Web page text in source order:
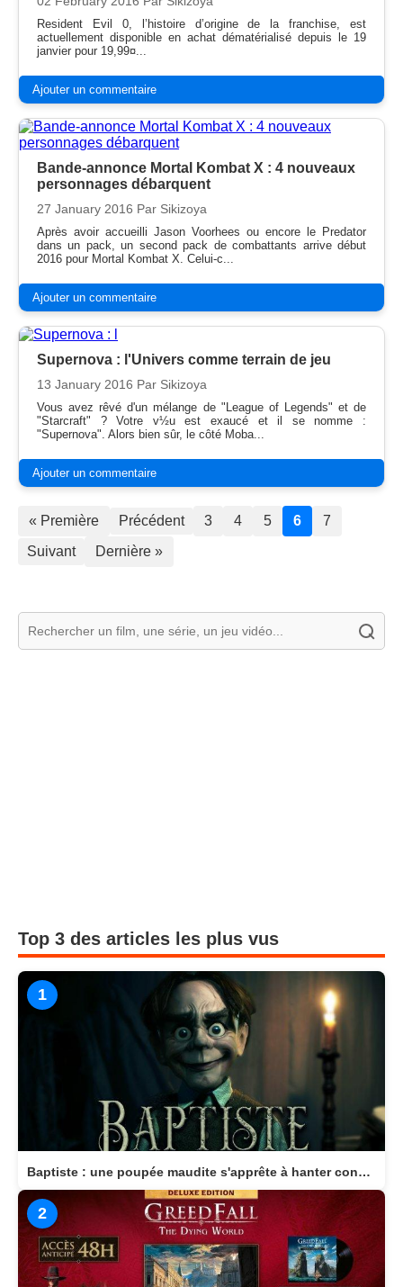
Resident Evil 0, l’histoire d’origine de la franchise, est
actuellement disponible en achat dématérialisé depuis le 19
janvier pour 19,99¤...
Ajouter un commentaire
Bande-annonce Mortal Kombat X : 4 nouveaux
personnages débarquent
27 January 2016 Par Sikizoya
Après avoir accueilli Jason Voorhees ou encore le Predator
dans un pack, un second pack de combattants arrive début
2016 pour Mortal Kombat X. Celui-c...
Ajouter un commentaire
Supernova : l'Univers comme terrain de jeu
13 January 2016 Par Sikizoya
Vous avez rêvé d'un mélange de "League of Legends" et de
"Starcraft" ? Votre v½u est exaucé et il se nomme :
"Supernova". Alors bien sûr, le côté Moba...
Ajouter un commentaire
« Première Précédent 3 4 5 6
7
Suivant
Dernière »
Top 3 des articles les plus vus
1
Baptiste : une poupée maudite s'apprête à hanter consoles et PC en 2026
2